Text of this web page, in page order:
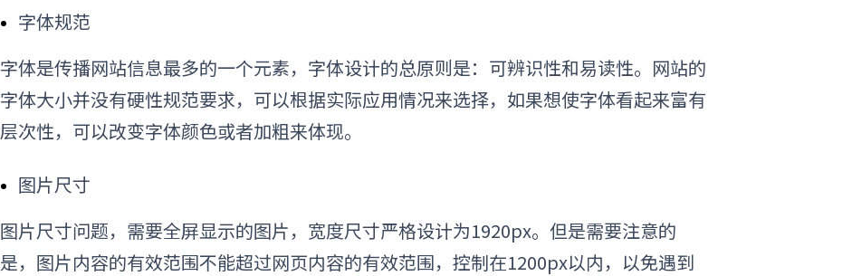
字体规范
字体是传播网站信息最多的一个元素，字体设计的总原则是：可辨识性和易读性。网站的
字体大小并没有硬性规范要求，可以根据实际应用情况来选择，如果想使字体看起来富有
层次性，可以改变字体颜色或者加粗来体现。
图片尺寸
图片尺寸问题，需要全屏显示的图片，宽度尺寸严格设计为1920px。但是需要注意的
是，图片内容的有效范围不能超过网页内容的有效范围，控制在1200px以内，以免遇到